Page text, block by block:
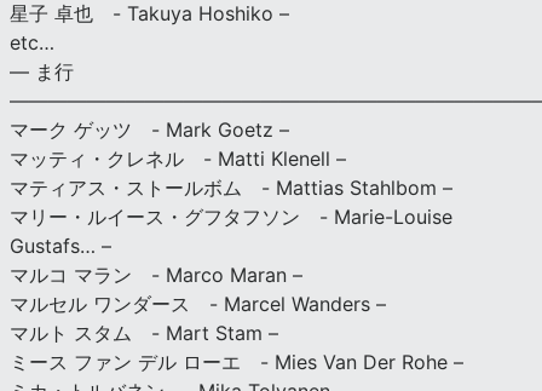
星子 卓也 - Takuya Hoshiko –
etc…
— ま行
マーク ゲッツ - Mark Goetz –
マッティ・クレネル - Matti Klenell –
マティアス・ストールボム - Mattias Stahlbom –
マリー・ルイース・グフタフソン - Marie-Louise
Gustafs… –
マルコ マラン - Marco Maran –
マルセル ワンダース - Marcel Wanders –
マルト スタム - Mart Stam –
ミース ファン デル ローエ - Mies Van Der Rohe –